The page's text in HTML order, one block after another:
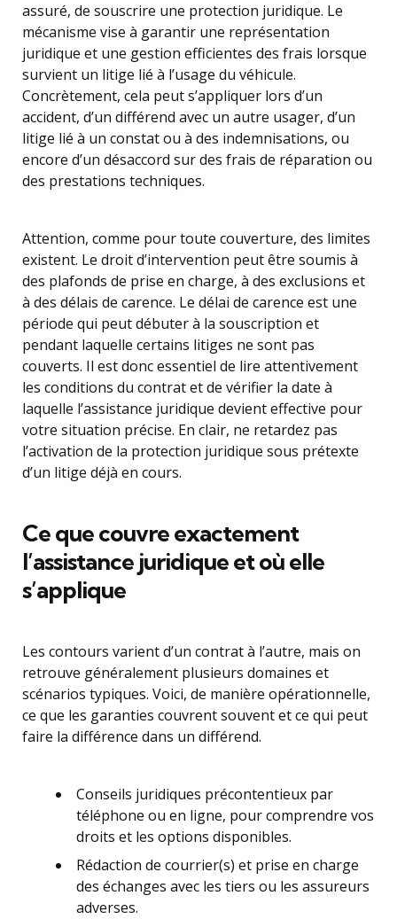
assuré, de souscrire une protection juridique. Le
mécanisme vise à garantir une représentation
juridique et une gestion efficientes des frais lorsque
survient un litige lié à l’usage du véhicule.
Concrètement, cela peut s’appliquer lors d’un
accident, d’un différend avec un autre usager, d’un
litige lié à un constat ou à des indemnisations, ou
encore d’un désaccord sur des frais de réparation ou
des prestations techniques.
Attention, comme pour toute couverture, des limites
existent. Le droit d’intervention peut être soumis à
des plafonds de prise en charge, à des exclusions et
à des délais de carence. Le délai de carence est une
période qui peut débuter à la souscription et
pendant laquelle certains litiges ne sont pas
couverts. Il est donc essentiel de lire attentivement
les conditions du contrat et de vérifier la date à
laquelle l’assistance juridique devient effective pour
votre situation précise. En clair, ne retardez pas
l’activation de la protection juridique sous prétexte
d’un litige déjà en cours.
Ce que couvre exactement
l’assistance juridique et où elle
s’applique
Les contours varient d’un contrat à l’autre, mais on
retrouve généralement plusieurs domaines et
scénarios typiques. Voici, de manière opérationnelle,
ce que les garanties couvrent souvent et ce qui peut
faire la différence dans un différend.
Conseils juridiques précontentieux par
téléphone ou en ligne, pour comprendre vos
droits et les options disponibles.
Rédaction de courrier(s) et prise en charge
des échanges avec les tiers ou les assureurs
adverses.